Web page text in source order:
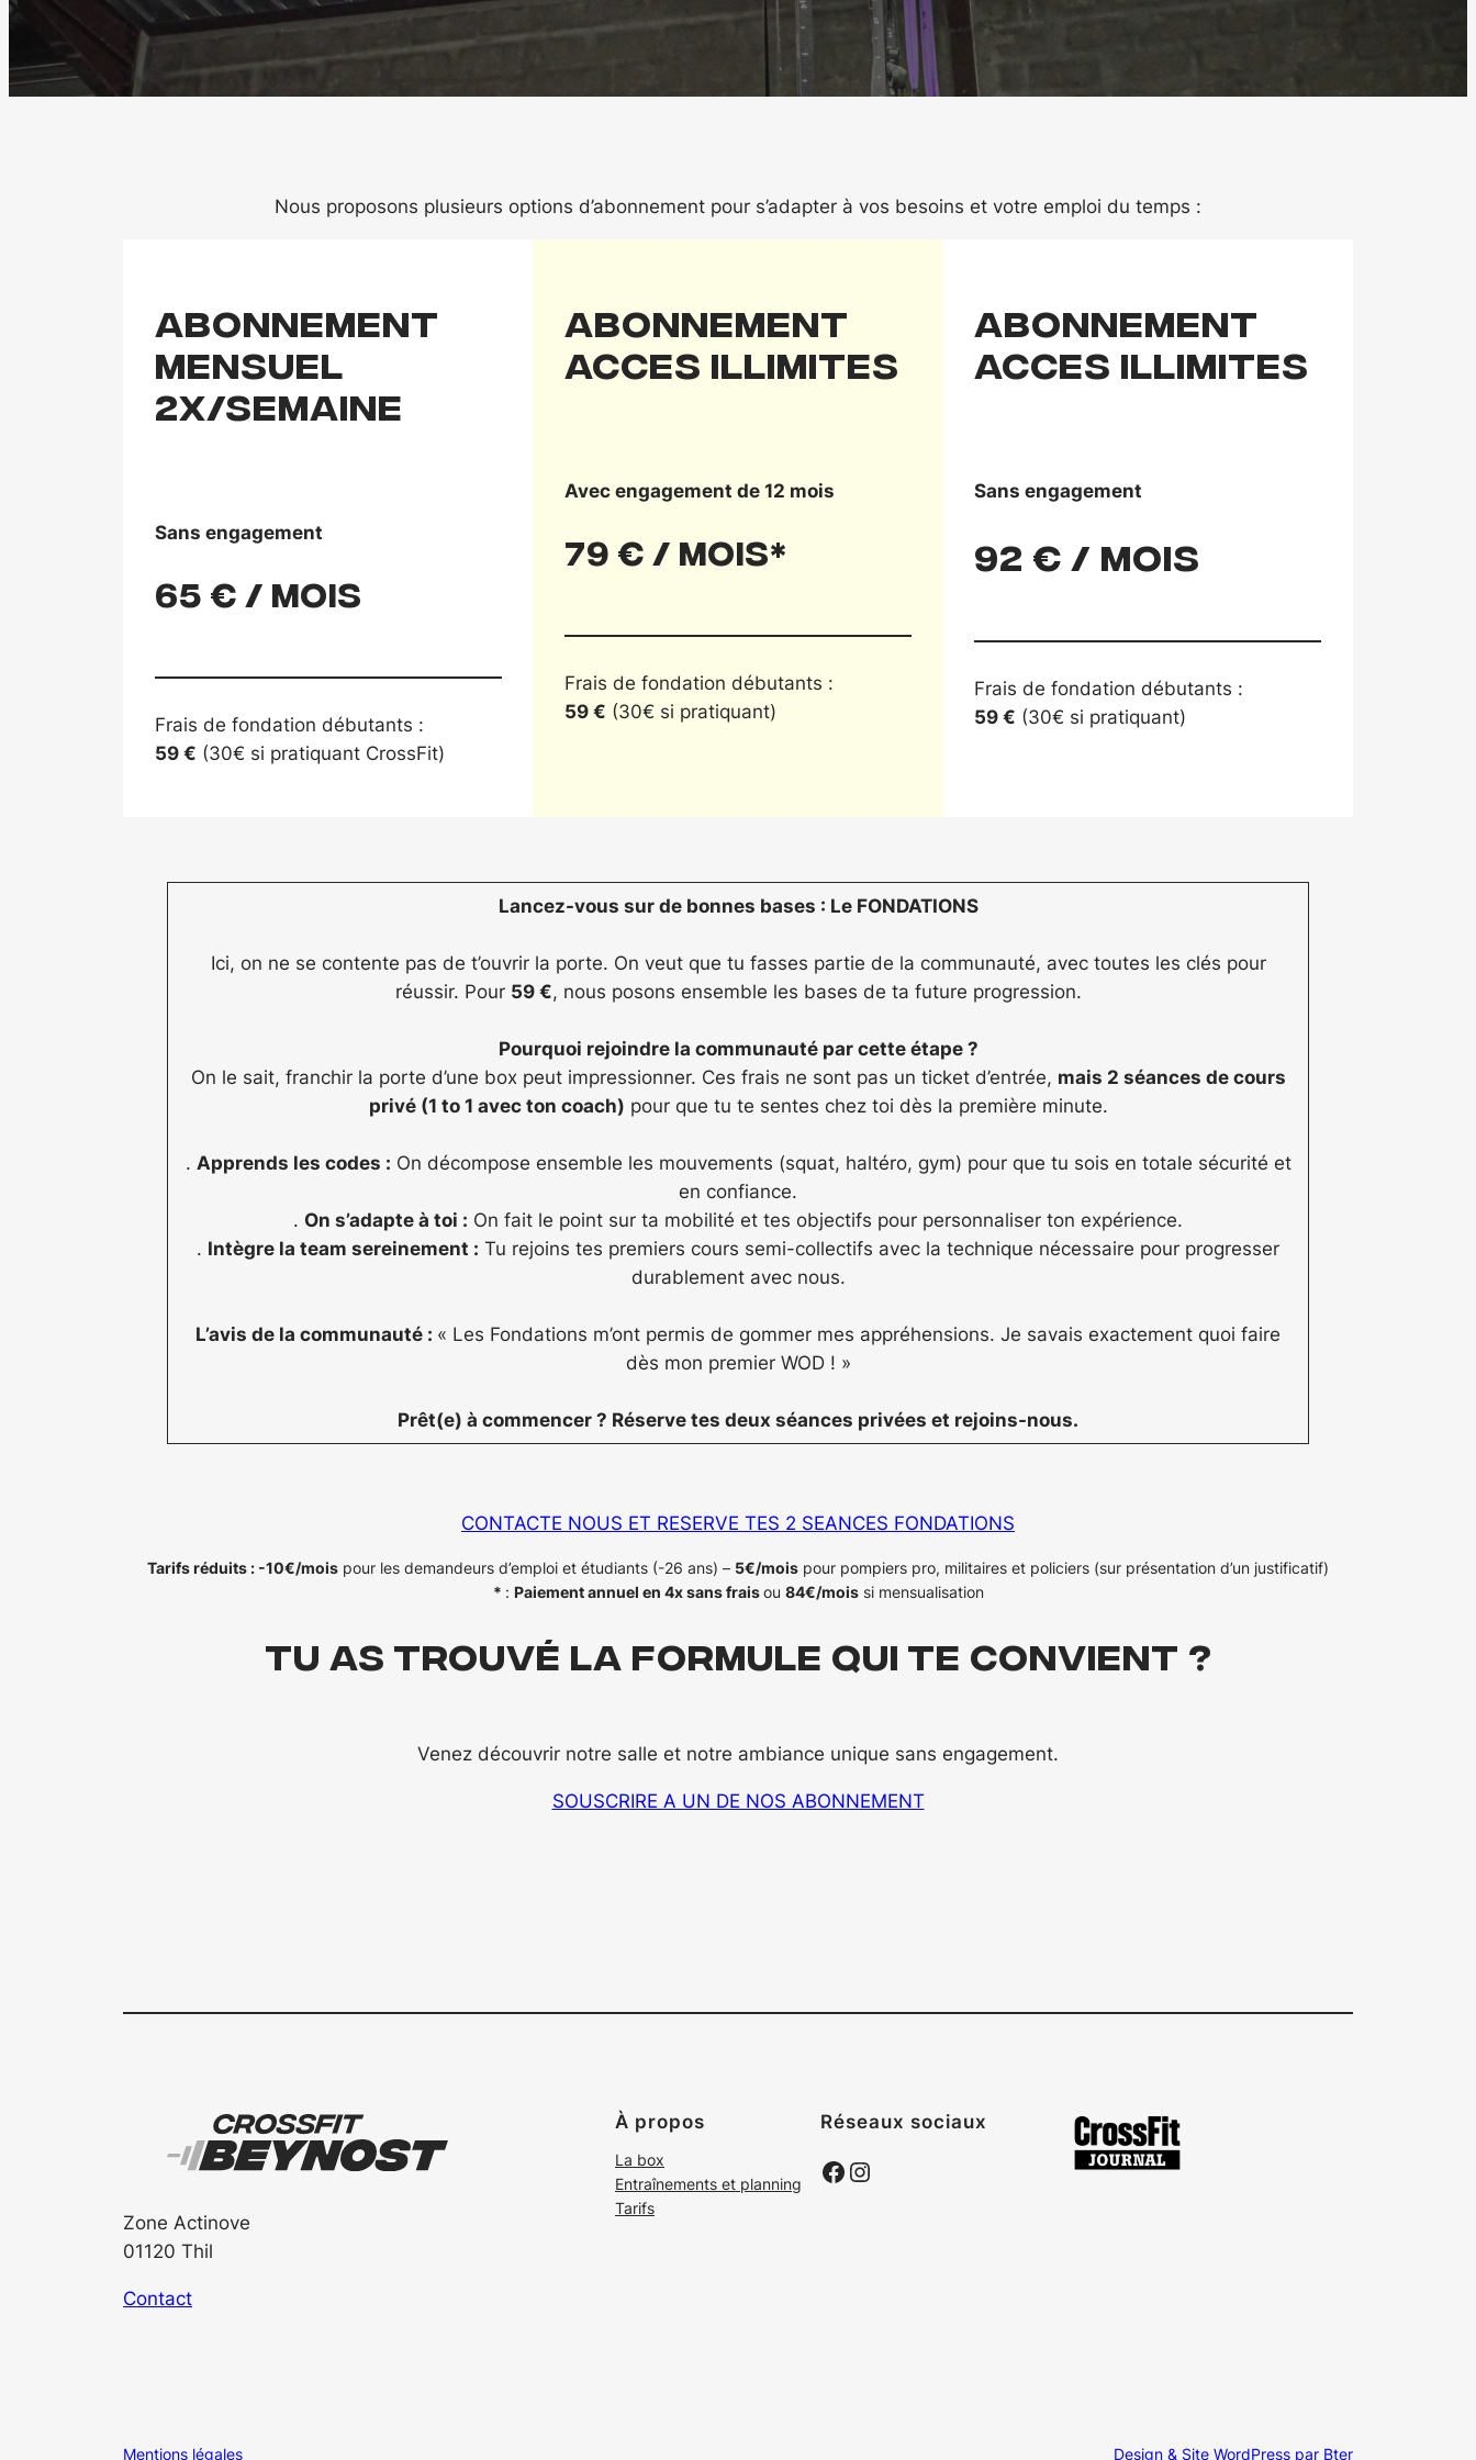
Nous proposons plusieurs options d’abonnement pour s’adapter à vos besoins et votre emploi du temps :
Abonnement
MENSUEL
2x/semaine
Sans engagement
65 € / mois
Frais de fondation débutants :
59 € (30€ si pratiquant CrossFit)
Abonnement
ACCES ILLIMITES
Avec engagement de 12 mois
79 € / mois*
Frais de fondation débutants :
59 € (30€ si pratiquant)
Abonnement
ACCES ILLIMITES
Sans engagement
92 € / mois
Frais de fondation débutants :
59 € (30€ si pratiquant)
Lancez-vous sur de bonnes bases : Le FONDATIONS
Ici, on ne se contente pas de t’ouvrir la porte. On veut que tu fasses partie de la communauté, avec toutes les clés pour
réussir. Pour 59 €, nous posons ensemble les bases de ta future progression.
Pourquoi rejoindre la communauté par cette étape ?
On le sait, franchir la porte d’une box peut impressionner. Ces frais ne sont pas un ticket d’entrée, mais 2 séances de cours
privé (1 to 1 avec ton coach) pour que tu te sentes chez toi dès la première minute.
. Apprends les codes : On décompose ensemble les mouvements (squat, haltéro, gym) pour que tu sois en totale sécurité et
en confiance.
. On s’adapte à toi : On fait le point sur ta mobilité et tes objectifs pour personnaliser ton expérience.
. Intègre la team sereinement : Tu rejoins tes premiers cours semi-collectifs avec la technique nécessaire pour progresser
durablement avec nous.
L’avis de la communauté : « Les Fondations m’ont permis de gommer mes appréhensions. Je savais exactement quoi faire
dès mon premier WOD ! »
Prêt(e) à commencer ? Réserve tes deux séances privées et rejoins-nous.
CONTACTE NOUS ET RESERVE TES 2 SEANCES FONDATIONS
Tarifs réduits : -10€/mois pour les demandeurs d’emploi et étudiants (-26 ans) – 5€/mois pour pompiers pro, militaires et policiers (sur présentation d’un justificatif)
* : Paiement annuel en 4x sans fraisou 84€/moissi mensualisation
Tu as trouvé la formule qui te convient ?
Venez découvrir notre salle et notre ambiance unique sans engagement.
SOUSCRIRE A UN DE NOS ABONNEMENT
Zone Actinove
01120 Thil
Contact
À propos
La box
Entraînements et planning
Tarifs
Réseaux sociaux
Facebook Instagram
Mentions légales Design & Site WordPress par Bter